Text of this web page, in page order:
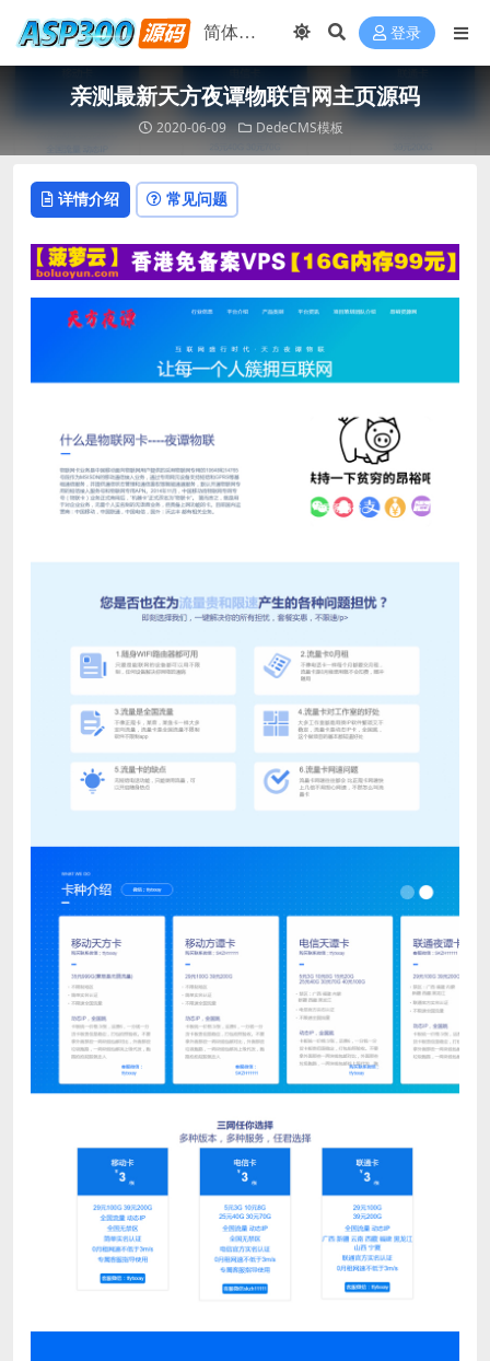
登录
亲测最新天方夜谭物联官网主页源码
2020-06-09 DedeCMS模板
详情介绍 常见问题